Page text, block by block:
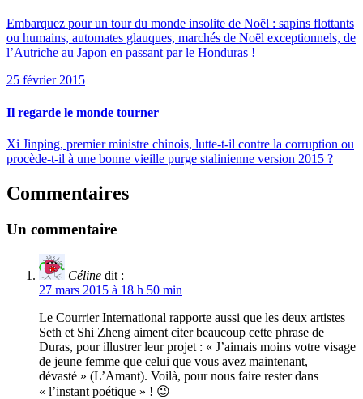
Embarquez pour un tour du monde insolite de Noël : sapins flottants
ou humains, automates glauques, marchés de Noël exceptionnels, de
l’Autriche au Japon en passant par le Honduras !
25 février 2015
Il regarde le monde tourner
Xi Jinping, premier ministre chinois, lutte-t-il contre la corruption ou
procède-t-il à une bonne vieille purge stalinienne version 2015 ?
Commentaires
Un commentaire
Céline dit :
27 mars 2015 à 18 h 50 min
Le Courrier International rapporte aussi que les deux artistes
Seth et Shi Zheng aiment citer beaucoup cette phrase de
Duras, pour illustrer leur projet : « J’aimais moins votre visage
de jeune femme que celui que vous avez maintenant,
dévasté » (L’Amant). Voilà, pour nous faire rester dans
« l’instant poétique » ! 😉